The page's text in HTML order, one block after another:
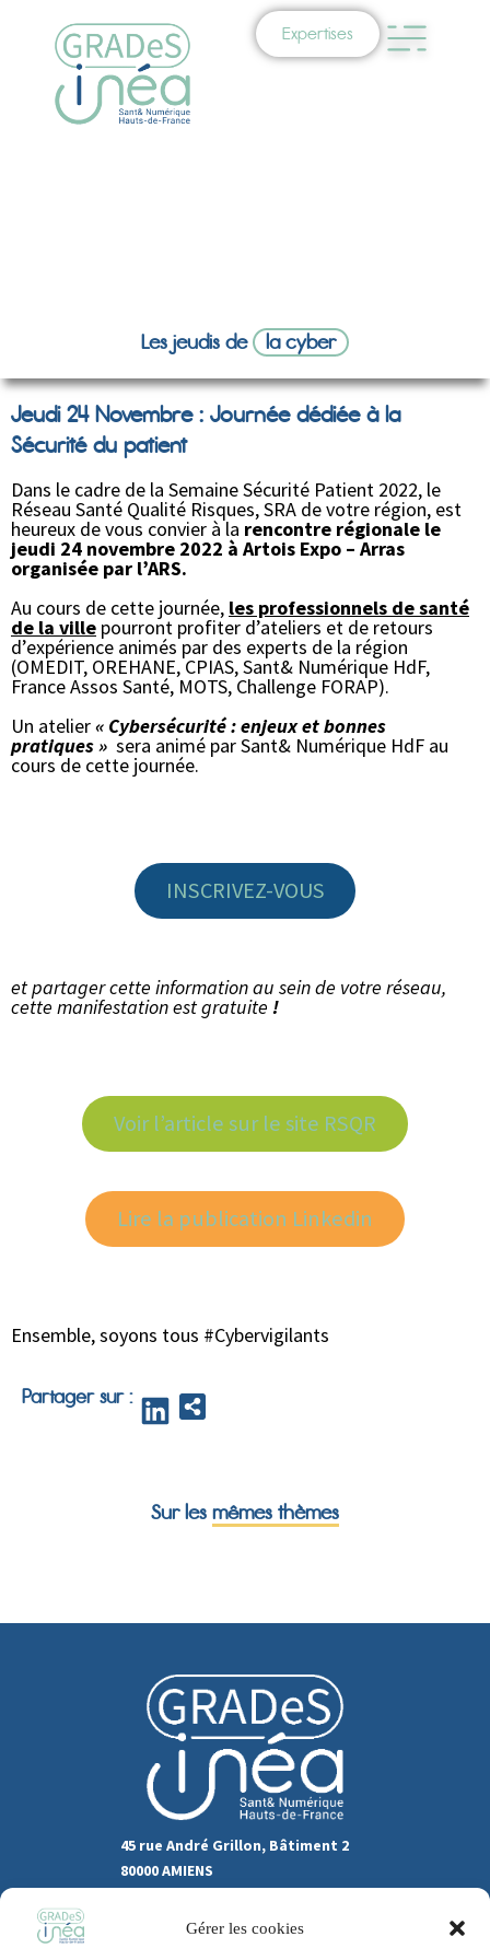
Gérer les cookies
Expertises
Les jeudis de la cyber
Jeudi 24 Novembre : Journée dédiée à la
Sécurité du patient
Dans le cadre de la Semaine Sécurité Patient 2022, le
Réseau Santé Qualité Risques, SRA de votre région, est
heureux de vous convier à la rencontre régionale le
jeudi 24 novembre 2022 à Artois Expo – Arras
organisée par l’ARS.
Au cours de cette journée, les professionnels de santé
de la ville pourront profiter d’ateliers et de retours
d’expérience animés par des experts de la région
(OMEDIT, OREHANE, CPIAS, Sant& Numérique HdF,
France Assos Santé, MOTS, Challenge FORAP).
Un atelier« Cybersécurité :enjeux et bonnes
pratiques » sera animé par Sant& Numérique HdF au
cours de cette journée.
INSCRIVEZ-VOUS
et partager cette information au sein de votre réseau,
cette manifestation est gratuite !
Voir l’article sur le site RSQR
Lire la publication Linkedin
Ensemble, soyons tous #Cybervigilants
Partager sur :
Sur les mêmes thèmes
45 rue André Grillon, Bâtiment 2
80000 AMIENS